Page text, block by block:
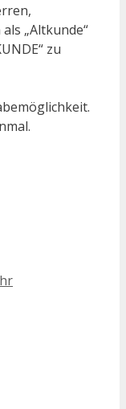
„Altkunde“
zu